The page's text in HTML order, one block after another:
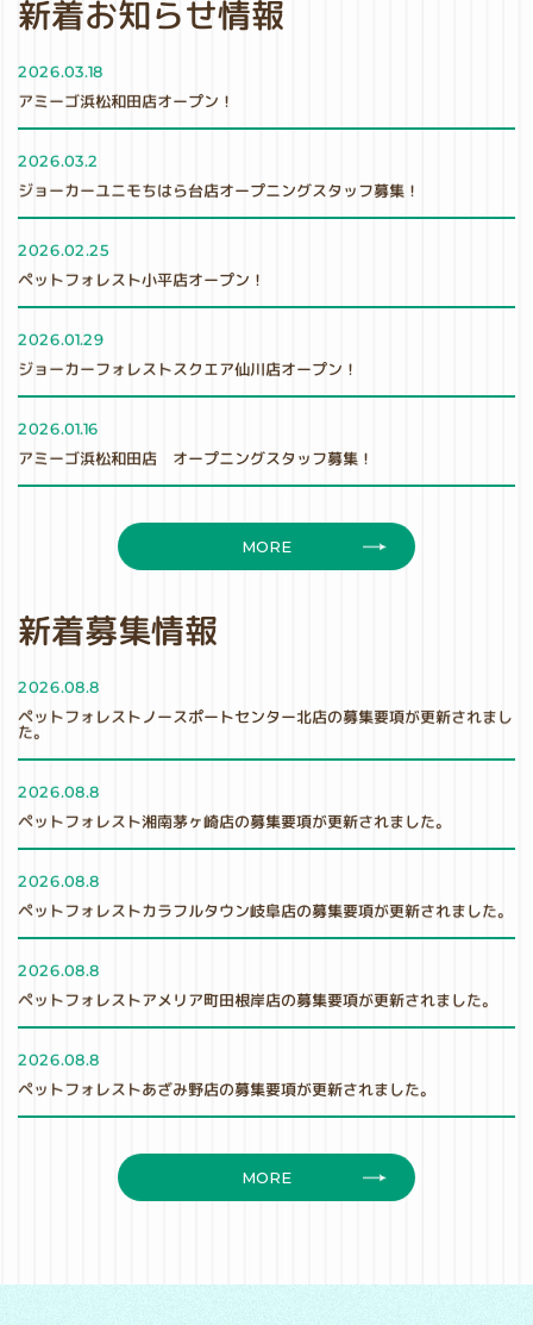
新着お知らせ情報
2026.03.18
アミーゴ浜松和田店オープン！
2026.03.2
ジョーカーユニモちはら台店オープニングスタッフ募集！
2026.02.25
ペットフォレスト小平店オープン！
2026.01.29
ジョーカーフォレストスクエア仙川店オープン！
2026.01.16
アミーゴ浜松和田店 オープニングスタッフ募集！
MORE
新着募集情報
2026.08.8
ペットフォレストノースポートセンター北店の募集要項が更新されまし
た。
2026.08.8
ペットフォレスト湘南茅ヶ崎店の募集要項が更新されました。
2026.08.8
ペットフォレストカラフルタウン岐阜店の募集要項が更新されました。
2026.08.8
ペットフォレストアメリア町田根岸店の募集要項が更新されました。
2026.08.8
ペットフォレストあざみ野店の募集要項が更新されました。
MORE